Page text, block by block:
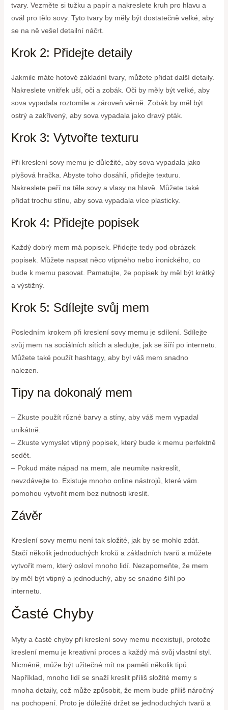
tvary. Vezměte si tužku a papír a nakreslete kruh pro hlavu a
ovál pro tělo sovy. Tyto tvary by měly být dostatečně velké, aby
se na ně vešel detailní náčrt.
Krok 2: Přidejte detaily
Jakmile máte hotové základní tvary, můžete přidat další detaily.
Nakreslete vnitřek uší, oči a zobák. Oči by měly být velké, aby
sova vypadala roztomile a zároveň věrně. Zobák by měl být
ostrý a zakřivený, aby sova vypadala jako dravý pták.
Krok 3: Vytvořte texturu
Při kreslení sovy memu je důležité, aby sova vypadala jako
plyšová hračka. Abyste toho dosáhli, přidejte texturu.
Nakreslete peří na těle sovy a vlasy na hlavě. Můžete také
přidat trochu stínu, aby sova vypadala více plasticky.
Krok 4: Přidejte popisek
Každý dobrý mem má popisek. Přidejte tedy pod obrázek
popisek. Můžete napsat něco vtipného nebo ironického, co
bude k memu pasovat. Pamatujte, že popisek by měl být krátký
a výstižný.
Krok 5: Sdílejte svůj mem
Posledním krokem při kreslení sovy memu je sdílení. Sdílejte
svůj mem na sociálních sítích a sledujte, jak se šíří po internetu.
Můžete také použít hashtagy, aby byl váš mem snadno
nalezen.
Tipy na dokonalý mem
– Zkuste použít různé barvy a stíny, aby váš mem vypadal
unikátně.
– Zkuste vymyslet vtipný popisek, který bude k memu perfektně
sedět.
– Pokud máte nápad na mem, ale neumíte nakreslit,
nevzdávejte to. Existuje mnoho online nástrojů, které vám
pomohou vytvořit mem bez nutnosti kreslit.
Závěr
Kreslení sovy memu není tak složité, jak by se mohlo zdát.
Stačí několik jednoduchých kroků a základních tvarů a můžete
vytvořit mem, který osloví mnoho lidí. Nezapomeňte, že mem
by měl být vtipný a jednoduchý, aby se snadno šířil po
internetu.
Časté Chyby
Myty a časté chyby při kreslení sovy memu neexistují, protože
kreslení memu je kreativní proces a každý má svůj vlastní styl.
Nicméně, může být užitečné mít na paměti několik tipů.
Například, mnoho lidí se snaží kreslit příliš složité memy s
mnoha detaily, což může způsobit, že mem bude příliš náročný
na pochopení. Proto je důležité držet se jednoduchých tvarů a